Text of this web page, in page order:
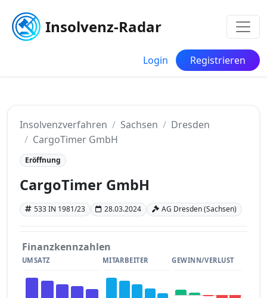
Insolvenz-Radar
Login Registrieren
Insolvenzverfahren Sachsen
Dresden
CargoTimer GmbH
Eröffnung
CargoTimer GmbH
533 IN 1981/23 28.03.2024 AG Dresden (Sachsen)
Finanzkennzahlen
UMSATZ MITARBEITER GEWINN/VERLUST